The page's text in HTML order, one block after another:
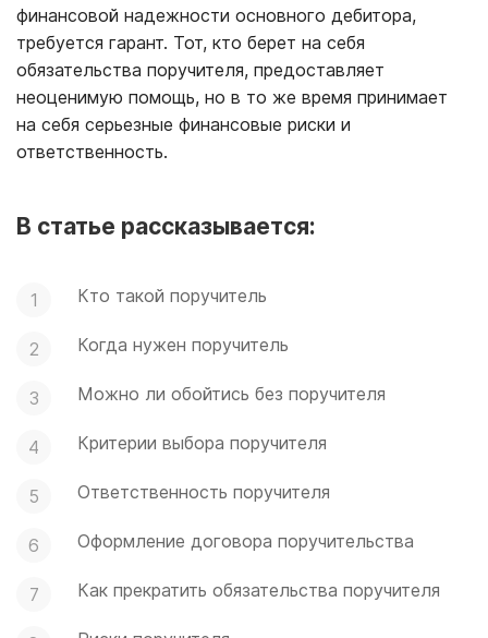
финансовой надежности основного дебитора,
требуется гарант. Тот, кто берет на себя
обязательства поручителя, предоставляет
неоценимую помощь, но в то же время принимает
на себя серьезные финансовые риски и
ответственность.
В статье рассказывается:
Кто такой поручитель
Когда нужен поручитель
Можно ли обойтись без поручителя
Критерии выбора поручителя
Ответственность поручителя
Оформление договора поручительства
Как прекратить обязательства поручителя